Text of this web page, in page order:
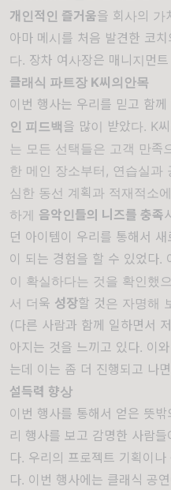
개인적인 즐거움을 회사의 가
아마 메시를 처음 발견한 코치
다. 장차 여사장은 매니지먼트
클래식 파트장 K씨의 안목
이번 행사는 우리를 믿고 함께
인 피드백 을 많이 받았다. K
는 모든 선택들은 고객 만족
한 메인 장소부터 , 연습실과
심한 동선 계획과 적재적소에
하게 음악인들의 니즈를 충족
던 아이템이 우리를 통해서 새
이
되는 경험을 할 수 있었다.
이 확실하다는 것을 확인했
서 더욱 성장할 것은 자명해
(다른 사람과 함께 일하면서
아지는 것을 느끼고 있다. 이와
는데
이는 좀 더 진행되고 나면
설득력 향상
이번 행사를 통해서 얻은 뜻밖
리 행사를 보고 감명한 사람들
다. 우리의 프로젝트 기획이나
다. 이번 행사에는 클래식 공연